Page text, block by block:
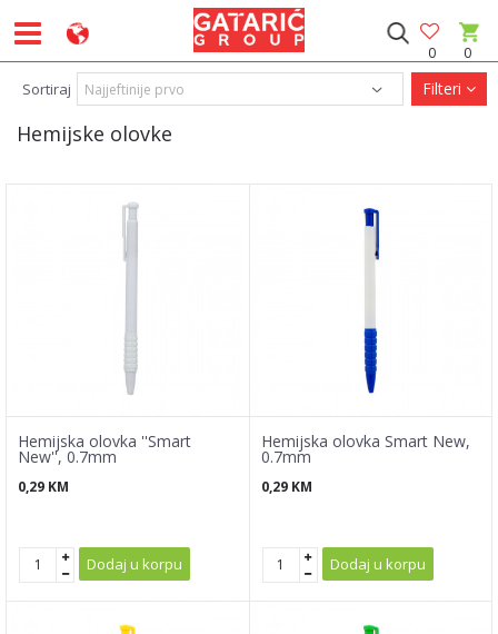
0
0
Hemijske olovke
Sortiraj Filteri
Hemijska olovka ''Smart
New'', 0.7mm
0,29 KM
Dodaj u korpu
Hemijska olovka Smart New,
0.7mm
0,29 KM
Dodaj u korpu